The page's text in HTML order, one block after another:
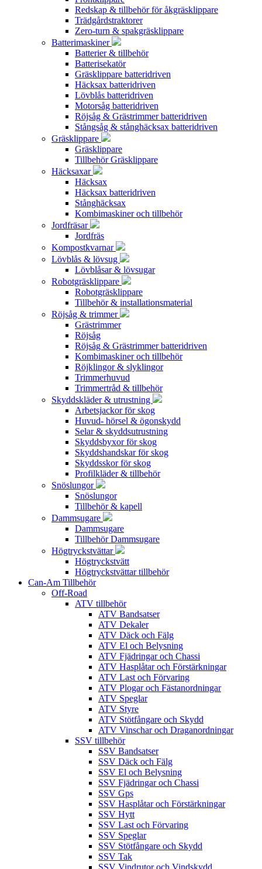
Redskap & tillbehör för åkgräsklippare
Trädgårdstraktorer
Zero-turn & spakgräsklippare
Batterimaskiner
Batterier & tillbehör
Batterisekatör
Gräsklippare batteridriven
Häcksax batteridriven
Lövblås batteridriven
Motorsåg batteridriven
Röjsåg & Grästrimmer batteridriven
Stångsåg & stånghäcksax batteridriven
Gräsklippare
Gräsklippare
Tillbehör Gräsklippare
Häcksaxar
Häcksax
Häcksax batteridriven
Stånghäcksax
Kombimaskiner och tillbehör
Jordfräsar
Jordfräs
Kompostkvarnar
Lövblås & lövsug
Lövblåsar & lövsugar
Robotgräsklippare
Robotgräsklippare
Tillbehör & installationsmaterial
Röjsåg & trimmer
Grästrimmer
Röjsåg
Röjsåg & Grästrimmer batteridriven
Kombimaskiner och tillbehör
Röjklingor & slyklingor
Trimmerhuvud
Trimmertråd & tillbehör
Skyddskläder & utrustning
Arbetsjackor för skog
Huvud- hörsel & ögonskydd
Selar & skyddsutrustning
Skyddsbyxor för skog
Skyddshandskar för skog
Skyddsskor för skog
Profilkläder & tillbehör
Snöslungor
Snöslungor
Tillbehör & kapell
Dammsugare
Dammsugare
Tillbehör Dammsugare
Högtryckstvättar
Högtryckstvätt
Högtryckstvättar tillbehör
Can-Am Tillbehör
Off-Road
ATV tillbehör
ATV Bandsatser
ATV Dekaler
ATV Däck och Fälg
ATV El och Belysning
ATV Fjädringar och Chassi
ATV Hasplåtar och Förstärkningar
ATV Last och Förvaring
ATV Plogar och Fästanordningar
ATV Speglar
ATV Styre
ATV Stötfångare och Skydd
ATV Vinschar och Draganordningar
SSV tillbehör
SSV Bandsatser
SSV Däck och Fälg
SSV El och Belysning
SSV Fjädringar och Chassi
SSV Gps
SSV Hasplåtar och Förstärkningar
SSV Hytt
SSV Last och Förvaring
SSV Speglar
SSV Stötfångare och Skydd
SSV Tak
SSV Vindrutor och Vindskydd